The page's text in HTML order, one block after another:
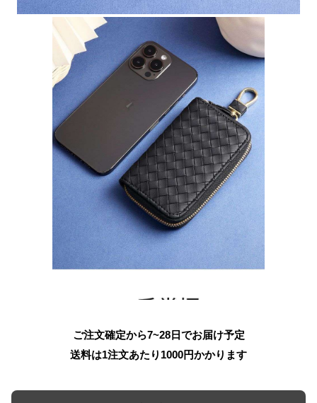
ご注文確定から7~28日でお届け予定
送料は1注文あたり 1000円かかります